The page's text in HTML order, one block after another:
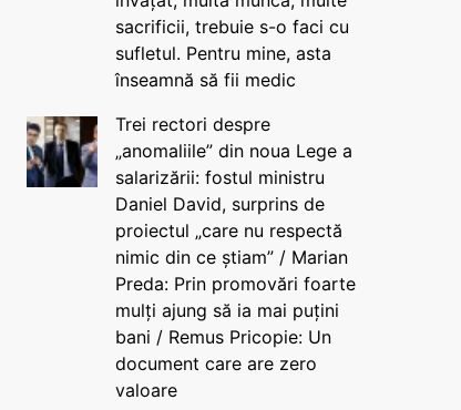
sacrificii, trebuie s-o faci cu
sufletul. Pentru mine, asta
înseamnă să fii medic
Trei rectori despre
„anomaliile” din noua Lege a
salarizării: fostul ministru
Daniel David, surprins de
proiectul „care nu respectă
nimic din ce știam” / Marian
Preda: Prin promovări foarte
mulți ajung să ia mai puțini
bani / Remus Pricopie: Un
document care are zero
valoare